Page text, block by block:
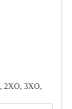
2XO 3XO